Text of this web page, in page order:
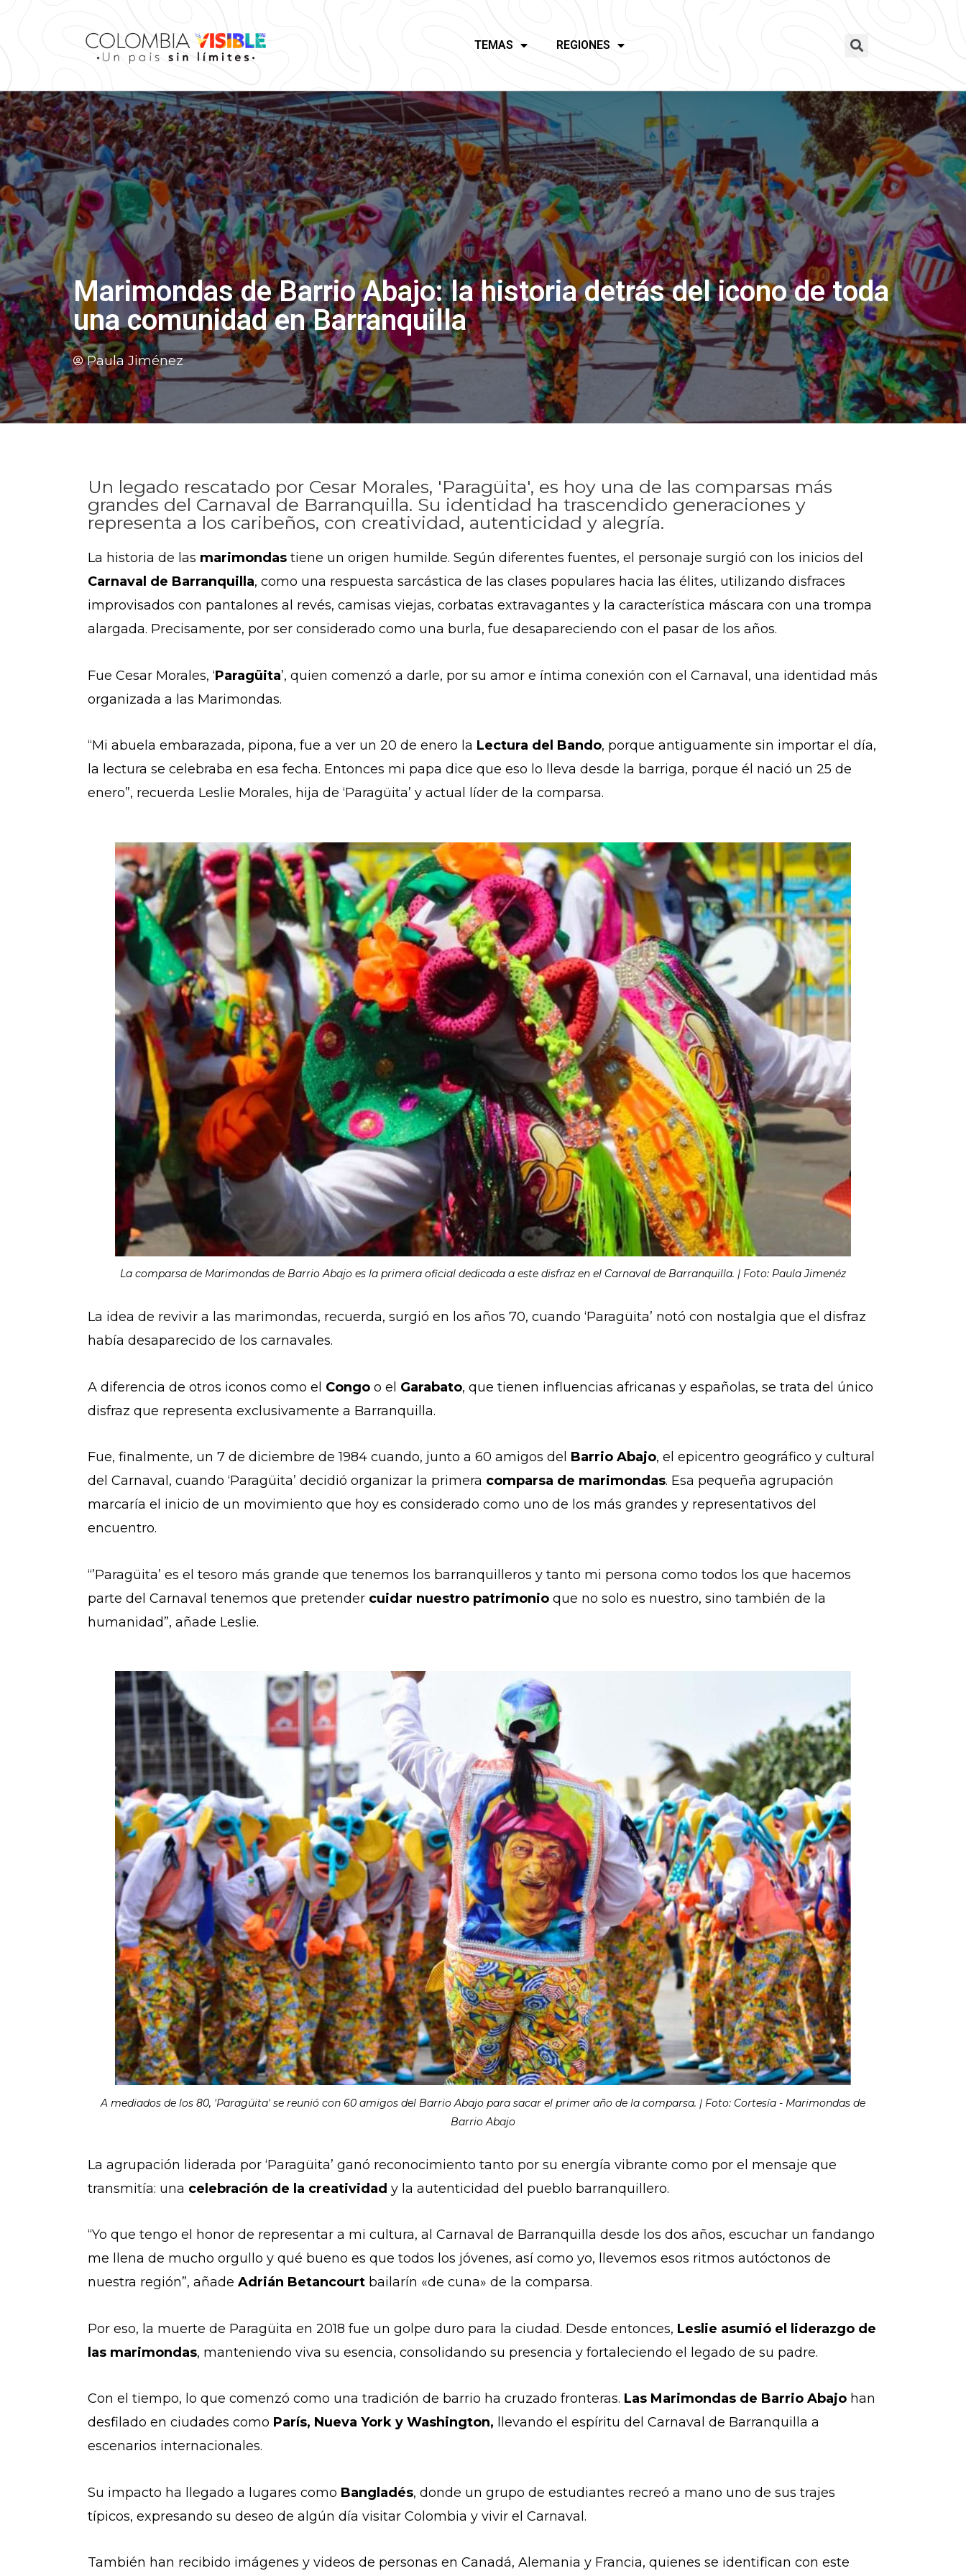
TEMAS REGIONES
Marimondas de Barrio Abajo: la historia detrás del icono de toda
una comunidad en Barranquilla
Paula Jiménez
Un legado rescatado por Cesar Morales, 'Paragüita', es hoy una de las comparsas más
grandes del Carnaval de Barranquilla. Su identidad ha trascendido generaciones y
representa a los caribeños, con creatividad, autenticidad y alegría.
La historia de las marimondas tiene un origen humilde. Según diferentes fuentes, el personaje surgió con los inicios del
Carnaval de Barranquilla, como una respuesta sarcástica de las clases populares hacia las élites, utilizando disfraces
improvisados con pantalones al revés, camisas viejas, corbatas extravagantes y la característica máscara con una trompa
alargada. Precisamente, por ser considerado como una burla, fue desapareciendo con el pasar de los años.
Fue Cesar Morales, ‘Paragüita’, quien comenzó a darle, por su amor e íntima conexión con el Carnaval, una identidad más
organizada a las Marimondas.
“Mi abuela embarazada, pipona, fue a ver un 20 de enero la Lectura del Bando, porque antiguamente sin importar el día,
la lectura se celebraba en esa fecha. Entonces mi papa dice que eso lo lleva desde la barriga, porque él nació un 25 de
enero”, recuerda Leslie Morales, hija de ‘Paragüita’ y actual líder de la comparsa.
La comparsa de Marimondas de Barrio Abajo es la primera oficial dedicada a este disfraz en el Carnaval de Barranquilla. | Foto: Paula Jimenéz
La idea de revivir a las marimondas, recuerda, surgió en los años 70, cuando ‘Paragüita’ notó con nostalgia que el disfraz
había desaparecido de los carnavales.
A diferencia de otros iconos como el Congo o el Garabato, que tienen influencias africanas y españolas, se trata del único
disfraz que representa exclusivamente a Barranquilla.
Fue, finalmente, un 7 de diciembre de 1984 cuando, junto a 60 amigos del Barrio Abajo, el epicentro geográfico y cultural
del Carnaval, cuando ‘Paragüita’ decidió organizar la primera comparsa de marimondas. Esa pequeña agrupación
marcaría el inicio de un movimiento que hoy es considerado como uno de los más grandes y representativos del
encuentro.
“’Paragüita’ es el tesoro más grande que tenemos los barranquilleros y tanto mi persona como todos los que hacemos
parte del Carnaval tenemos que pretender cuidar nuestro patrimonio que no solo es nuestro, sino también de la
humanidad”, añade Leslie.
A mediados de los 80, 'Paragüita' se reunió con 60 amigos del Barrio Abajo para sacar el primer año de la comparsa. | Foto: Cortesía - Marimondas de
Barrio Abajo
La agrupación liderada por ‘Paragüita’ ganó reconocimiento tanto por su energía vibrante como por el mensaje que
transmitía: una celebración de la creatividad y la autenticidad del pueblo barranquillero.
“Yo que tengo el honor de representar a mi cultura, al Carnaval de Barranquilla desde los dos años, escuchar un fandango
me llena de mucho orgullo y qué bueno es que todos los jóvenes, así como yo, llevemos esos ritmos autóctonos de
nuestra región”, añade Adrián Betancourt bailarín «de cuna» de la comparsa.
Por eso, la muerte de Paragüita en 2018 fue un golpe duro para la ciudad. Desde entonces, Leslie asumió el liderazgo de
las marimondas, manteniendo viva su esencia, consolidando su presencia y fortaleciendo el legado de su padre.
Con el tiempo, lo que comenzó como una tradición de barrio ha cruzado fronteras. Las Marimondas de Barrio Abajo han
desfilado en ciudades como París, Nueva York y Washington,
llevando el espíritu del Carnaval de Barranquilla a
escenarios internacionales.
Su impacto ha llegado a lugares como Bangladés, donde un grupo de estudiantes recreó a mano uno de sus trajes
típicos, expresando su deseo de algún día visitar Colombia y vivir el Carnaval.
También han recibido imágenes y videos de personas en Canadá, Alemania y Francia, quienes se identifican con este